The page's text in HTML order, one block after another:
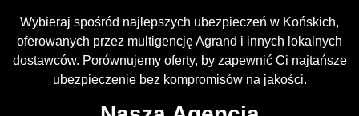
Wybieraj spośród najlepszych ubezpieczeń w Końskich,
oferowanych przez multigencję Agrand i innych lokalnych
dostawców. Porównujemy oferty, by zapewnić Ci najtańsze
ubezpieczenie bez kompromisów na jakości.